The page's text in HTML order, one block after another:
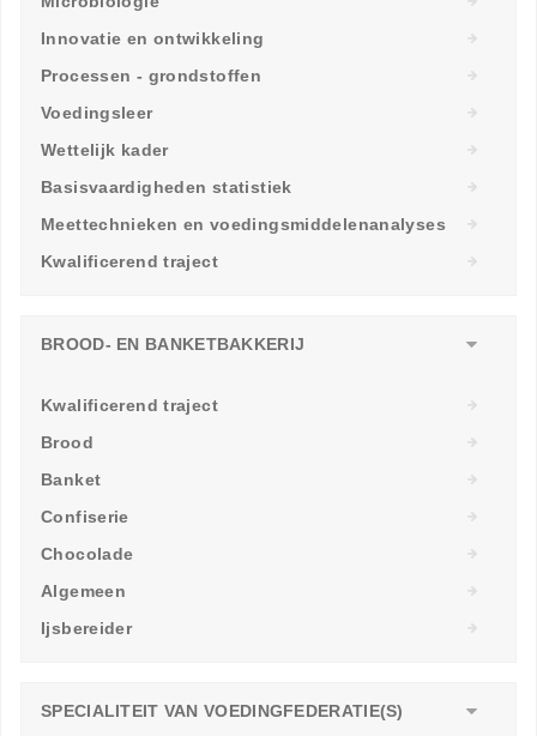
Innovatie en ontwikkeling
Processen - grondstoffen
Voedingsleer
Wettelijk kader
Basisvaardigheden statistiek
Meettechnieken en voedingsmiddelenanalyses
Kwalificerend traject
BROOD- EN BANKETBAKKERIJ
Kwalificerend traject
Brood
Banket
Confiserie
Chocolade
Algemeen
Ijsbereider
SPECIALITEIT VAN VOEDINGFEDERATIE(S)